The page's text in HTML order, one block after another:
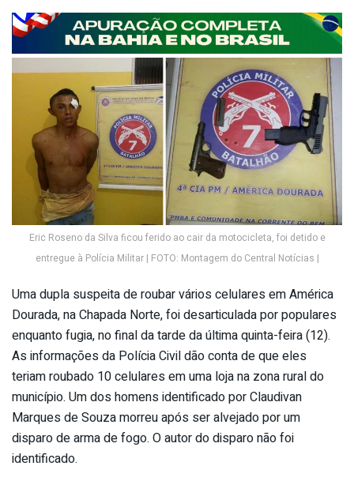
Eric Roseno da Silva ficou ferido ao cair da motocicleta, foi detido e
entregue à Polícia Militar | FOTO: Montagem do Central Notícias |
Uma dupla suspeita de roubar vários celulares em América
Dourada, na Chapada Norte, foi desarticulada por populares
enquanto fugia, no final da tarde da última quinta-feira (12).
As informações da Polícia Civil dão conta de que eles
teriam roubado 10 celulares em uma loja na zona rural do
município. Um dos homens identificado por Claudivan
Marques de Souza morreu após ser alvejado por um
disparo de arma de fogo. O autor do disparo não foi
identificado.